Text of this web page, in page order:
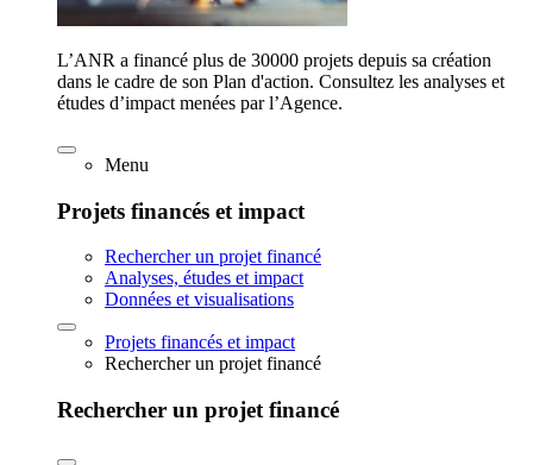
L’ANR a financé plus de 30000 projets depuis sa création
dans le cadre de son Plan d'action. Consultez les analyses et
études d’impact menées par l’Agence.
Menu
Projets financés et impact
Rechercher un projet financé
Analyses, études et impact
Données et visualisations
Projets financés et impact
Rechercher un projet financé
Rechercher un projet financé